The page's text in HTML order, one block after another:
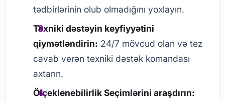
tədbirlərinin olub olmadığını yoxlayın.
Texniki dəstəyin keyfiyyətini
qiymətləndirin: 24/7 mövcud olan və tez
cavab verən texniki dəstək komandası
axtarın.
Ölçeklenebilirlik Seçimlərini araşdırın: